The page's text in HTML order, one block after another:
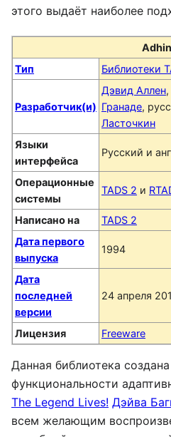
этого выдаёт наиболее
Тип
Библиотеки
Разработчик(и)
Дэвид Аллен
Гранаде,
Ласточкин
Языки
интерфейса
Русский и
Операционные
системы
TADS 2 и
Написано на
TADS 2
Дата первого
выпуска
1994
Дата
последней
версии
24 апреля
Лицензия Freeware
Данная библиотека
функциональности
The Legend Lives! Дэйва
всем желающим